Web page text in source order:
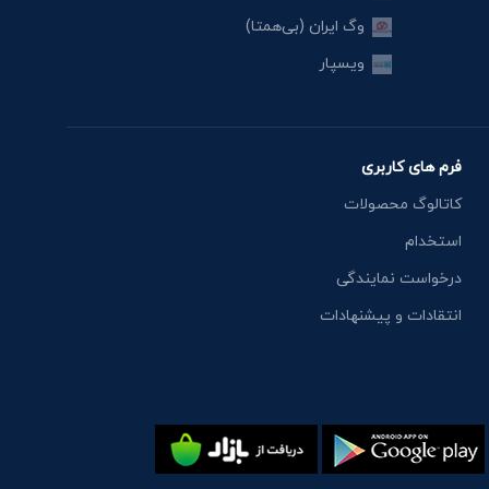
وگ ایران (بی‌همتا)
ویسپار
فرم های کاربری
کاتالوگ محصولات
استخدام
درخواست نمایندگی
انتقادات و پیشنهادات